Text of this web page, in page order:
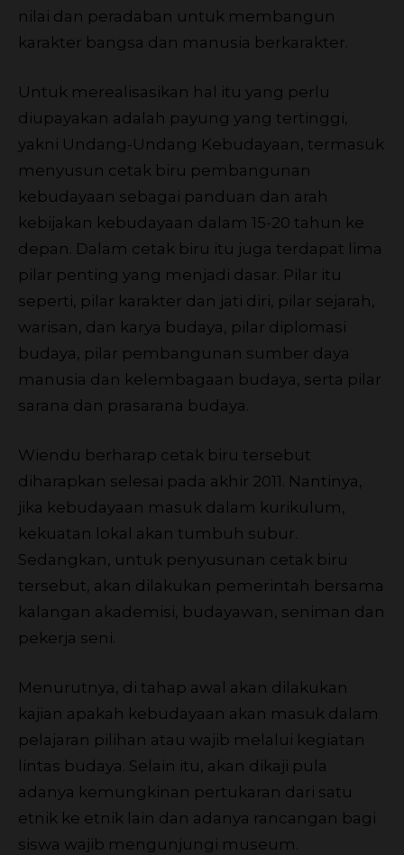
nilai dan peradaban untuk membangun
karakter bangsa dan manusia berkarakter.
Untuk merealisasikan hal itu yang perlu
diupayakan adalah payung yang tertinggi,
yakni Undang-Undang Kebudayaan, termasuk
menyusun cetak biru pembangunan
kebudayaan sebagai panduan dan arah
kebijakan kebudayaan dalam 15-20 tahun ke
depan. Dalam cetak biru itu juga terdapat lima
pilar penting yang menjadi dasar. Pilar itu
seperti, pilar karakter dan jati diri, pilar sejarah,
warisan, dan karya budaya, pilar diplomasi
budaya, pilar pembangunan sumber daya
manusia dan kelembagaan budaya, serta pilar
sarana dan prasarana budaya.
Wiendu berharap cetak biru tersebut
diharapkan selesai pada akhir 2011. Nantinya,
jika kebudayaan masuk dalam kurikulum,
kekuatan lokal akan tumbuh subur.
Sedangkan, untuk penyusunan cetak biru
tersebut, akan dilakukan pemerintah bersama
kalangan akademisi, budayawan, seniman dan
pekerja seni.
Menurutnya, di tahap awal akan dilakukan
kajian apakah kebudayaan akan masuk dalam
pelajaran pilihan atau wajib melalui kegiatan
lintas budaya. Selain itu, akan dikaji pula
adanya kemungkinan pertukaran dari satu
etnik ke etnik lain dan adanya rancangan bagi
siswa wajib mengunjungi museum.